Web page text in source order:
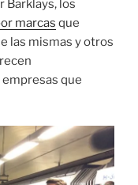
Barklays, los
marcas que
las mismas y otros
empresas que